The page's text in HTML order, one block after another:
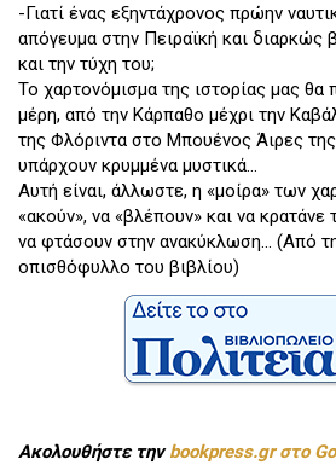
-Γιατί ένας εξηντάχρονος πρώην
απόγευμα στην Πειραϊκή και διαρκώς
και την τύχη του;
Το χαρτονόμισμα της ιστορίας μας θα
μέρη, από την Κάρπαθο μέχρι την
της Φλόριντα στο Μπουένος Άιρες
υπάρχουν κρυμμένα μυστικά...
Αυτή είναι, άλλωστε, η «μοίρα» των
«ακούν», να «βλέπουν» και να κρατάνε
να φτάσουν στην ανακύκλωση... (Από
οπισθόφυλλο του βιβλίου)
Ακολουθήστε τηνbookpress.gr στο